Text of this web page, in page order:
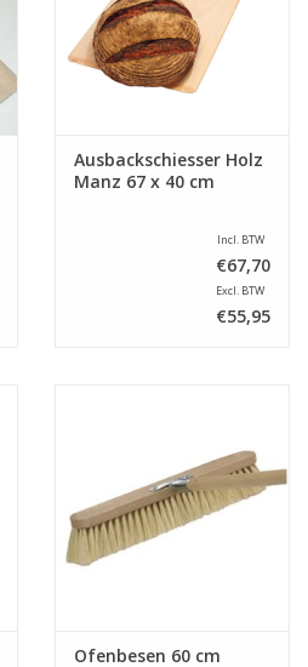
Ausbackschiesser Holz
Manz 67 x 40 cm
Incl. BTW
€67,70
Excl. BTW
€55,95
Ofenbesen 60 cm